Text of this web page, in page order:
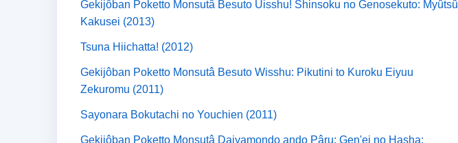
Gekijôban Poketto Monsutâ Besuto Uisshu! Shinsoku no Genosekuto: Myûtsû
Kakusei (2013)
Tsuna Hiichatta! (2012)
Gekijôban Poketto Monsutâ Besuto Wisshu: Pikutini to Kuroku Eiyuu
Zekuromu (2011)
Sayonara Bokutachi no Youchien (2011)
Gekijôban Poketto Monsutâ Daiyamondo ando Pâru: Gen'ei no Hasha: